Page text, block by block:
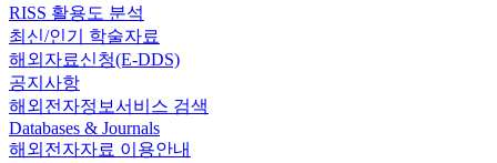
RISS 활용도 분석
최신/인기 학술자료
해외자료신청(E-DDS)
공지사항
해외전자정보서비스 검색
Databases & Journals
해외전자자료 이용안내